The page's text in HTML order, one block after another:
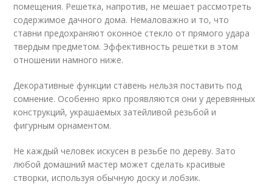
помещения. Решетка, напротив, не мешает рассмотреть
содержимое дачного дома. Немаловажно и то, что
ставни предохраняют оконное стекло от прямого удара
твердым предметом. Эффективность решетки в этом
отношении намного ниже.
Декоративные функции ставень нельзя поставить под
сомнение. Особенно ярко проявляются они у деревянных
конструкций, украшаемых затейливой резьбой и
фигурным орнаментом.
Не каждый человек искусен в резьбе по дереву. Зато
любой домашний мастер может сделать красивые
створки, используя обычную доску и лобзик.